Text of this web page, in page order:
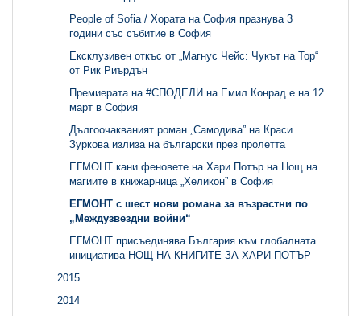
People of Sofia / Хората на София празнува 3
години със събитие в София
Ексклузивен откъс от „Магнус Чейс: Чукът на Тор“
от Рик Риърдън
Премиерата на #СПОДЕЛИ на Емил Конрад е на 12
март в София
Дългоочакваният роман „Самодива” на Краси
Зуркова излиза на български през пролетта
ЕГМОНТ кани феновете на Хари Потър на Нощ на
магиите в книжарница „Хеликон” в София
ЕГМОНТ с шест нови романа за възрастни по
„Междузвездни войни“
ЕГМОНТ присъединява България към глобалната
инициатива НОЩ НА КНИГИТЕ ЗА ХАРИ ПОТЪР
2015
2014